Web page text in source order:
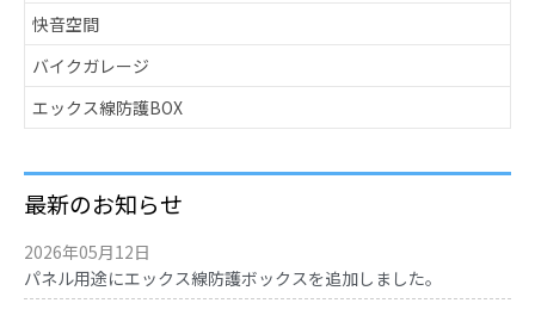
快音空間
バイクガレージ
エックス線防護BOX
最新のお知らせ
2026年05月12日
パネル用途にエックス線防護ボックスを追加しました。